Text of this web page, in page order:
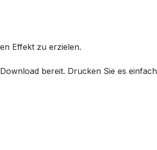
Effekt zu erzielen.
bereit. Drucken Sie es